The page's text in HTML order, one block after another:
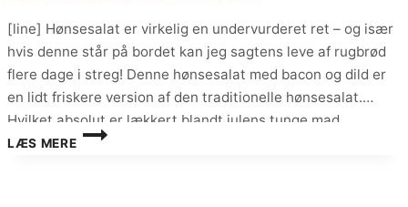
[line] Hønsesalat er virkelig en undervurderet ret – og især
hvis denne står på bordet kan jeg sagtens leve af rugbrød
flere dage i streg! Denne hønsesalat med bacon og dild er
en lidt friskere version af den traditionelle hønsesalat.
Hvilket absolut er lækkert blandt julens tunge mad.
Hønsesalat er proppet med dild, cornichoner, kapers,…
LÆS MERE
HØNSESALAT
MED